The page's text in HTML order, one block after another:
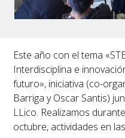
Este año con el tema
Interdisciplina e
futuro», iniciativa (co-
Barriga y Oscar Santis)
LLico. Realizamos
octubre, actividades en